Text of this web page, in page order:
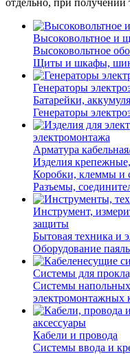
Высоковольтное и
Высоковольтное
Щиты и шкафы,
Генераторы
Батарейки,
Генераторы
электромонтажа
Арматура
Изделия
Коробки, клеммы и
Разъемы,
Инструмент,
защиты
Бытовая техника и
Оборудование
Системы для
Системы
электромонтажных
аксессуары
Кабели и провода
Системы ввода и